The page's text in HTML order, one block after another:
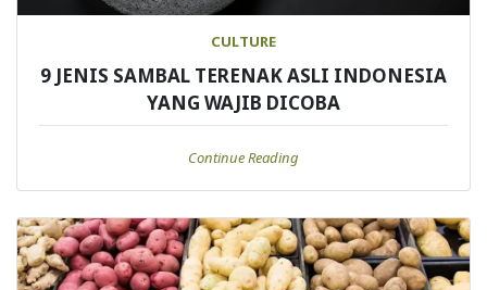
CULTURE
9 JENIS SAMBAL TERENAK ASLI INDONESIA
YANG WAJIB DICOBA
Continue Reading